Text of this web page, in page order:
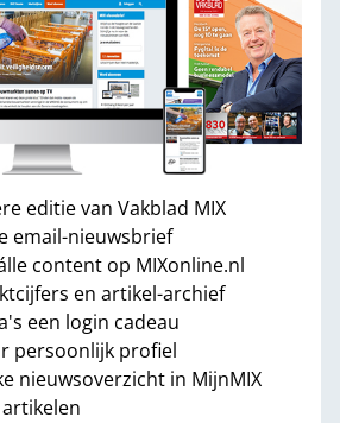
editie van Vakblad MIX
email-nieuwsbrief
content op MIXonline.nl
en artikel-archief
een login cadeau
persoonlijk profiel
nieuwsoverzicht in MijnMIX